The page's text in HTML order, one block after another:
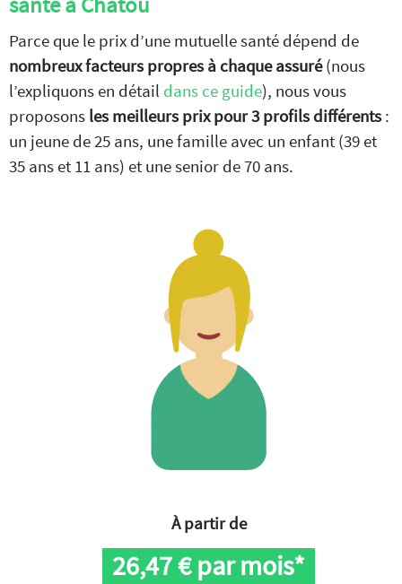
Parce que le prix d’une mutuelle santé dépend de
nombreux facteurs propres à chaque assuré(nous
l’expliquons en détail dans ce guide), nous vous
proposons les meilleurs prix pour 3 profils différents :
un jeune de 25 ans, une famille avec un enfant (39 et
35 ans et 11 ans) et une senior de 70 ans.
À partir de
26,47€ par mois*